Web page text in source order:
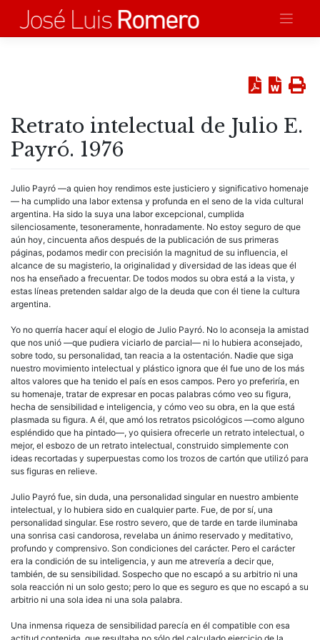
contenido
Retrato intelectual de Julio E.
Payró. 1976
Julio Payró —a quien hoy rendimos este justiciero y significativo homenaje
— ha cumplido una labor extensa y profunda en el seno de la vida cultural
argentina. Ha sido la suya una labor excepcional, cumplida
silenciosamente, tesoneramente, honradamente. No estoy seguro de que
aún hoy, cincuenta años después de la publicación de sus primeras
páginas, podamos medir con precisión la magnitud de su influencia, el
alcance de su magisterio, la originalidad y diversidad de las ideas que él
nos ha enseñado a frecuentar. De todos modos su obra está a la vista, y
estas líneas pretenden saldar algo de la deuda que con él tiene la cultura
argentina.
Yo no querría hacer aquí el elogio de Julio Payró. No lo aconseja la amistad
que nos unió —que pudiera viciarlo de parcial— ni lo hubiera aconsejado,
sobre todo, su personalidad, tan reacia a la ostentación. Nadie que siga
nuestro movimiento intelectual y plástico ignora que él fue uno de los más
altos valores que ha tenido el país en esos campos. Pero yo preferiría, en
su homenaje, tratar de expresar en pocas palabras cómo veo su figura,
hecha de sensibilidad e inteligencia, y cómo veo su obra, en la que está
plasmada su figura. A él, que amó los retratos psicológicos —como alguno
espléndido que ha pintado—, yo quisiera ofrecerle un retrato intelectual, o
mejor, el esbozo de un retrato intelectual, construido simplemente con
ideas recortadas y superpuestas como los trozos de cartón que utilizó para
sus figuras en relieve.
Julio Payró fue, sin duda, una personalidad singular en nuestro ambiente
intelectual, y lo hubiera sido en cualquier parte. Fue, de por sí, una
personalidad singular. Ese rostro severo, que de tarde en tarde iluminaba
una sonrisa casi candorosa, revelaba un ánimo reservado y meditativo,
profundo y comprensivo. Son condiciones del carácter. Pero el carácter
era la condición de su inteligencia, y aun me atrevería a decir que,
también, de su sensibilidad. Sospecho que no escapó a su arbitrio ni una
sola reacción ni un solo gesto; pero lo que es seguro es que no escapó a su
arbitrio ni una sola idea ni una sola palabra.
Una inmensa riqueza de sensibilidad parecía en él compatible con esa